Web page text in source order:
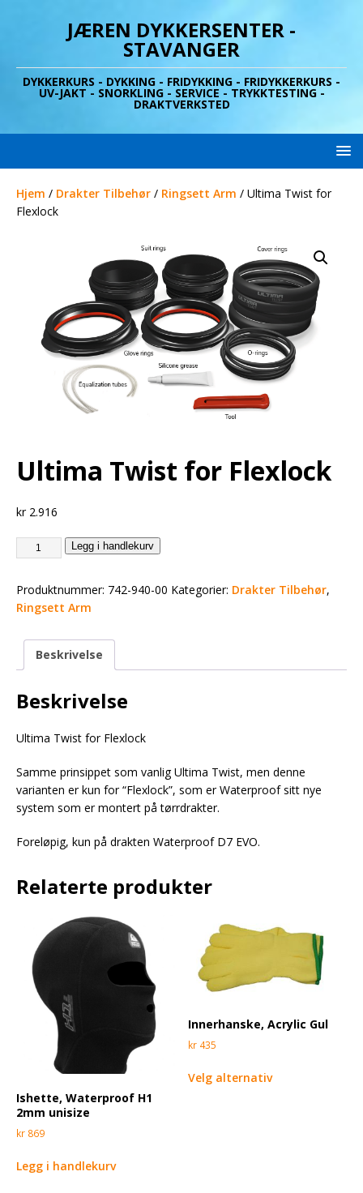
JÆREN DYKKERSENTER -
STAVANGER
DYKKERKURS - DYKKING - FRIDYKKING - FRIDYKKERKURS -
UV-JAKT - SNORKLING - SERVICE - TRYKKTESTING -
DRAKTVERKSTED
Hjem / Drakter Tilbehør / Ringsett Arm / Ultima Twist for
Flexlock
Ultima Twist for Flexlock
kr2.916
Legg i handlekurv
Produktnummer: 742-940-00 Kategorier: Drakter Tilbehør,
Ringsett Arm
Beskrivelse
Beskrivelse
Ultima Twist for Flexlock
Samme prinsippet som vanlig Ultima Twist, men denne
varianten er kun for “Flexlock”, som er Waterproof sitt nye
system som er montert på tørrdrakter.
Foreløpig, kun på drakten Waterproof D7 EVO.
Relaterte produkter
Ishette, Waterproof H1
2mm unisize
kr 869
Legg i handlekurv
Innerhanske, Acrylic Gul
kr 435
Velg alternativ